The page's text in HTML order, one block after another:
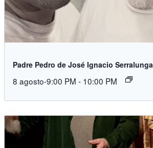
Padre Pedro de José Ignacio Serralunga
8 agosto-9:00 PM - 10:00 PM